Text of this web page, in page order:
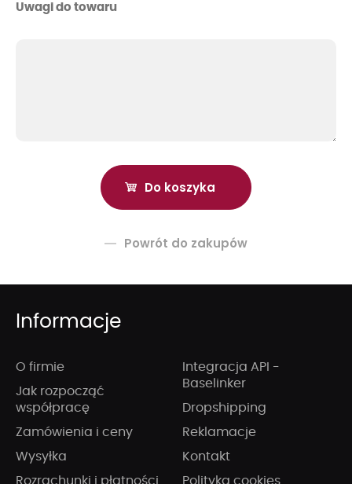
Uwagi do towaru
Powrót do zakupów
Informacje
O firmie
Jak rozpocząć
współpracę
Zamówienia i ceny
Wysyłka
Rozrachunki i płatności
Integracja API -
Baselinker
Dropshipping
Reklamacje
Kontakt
Polityka cookies